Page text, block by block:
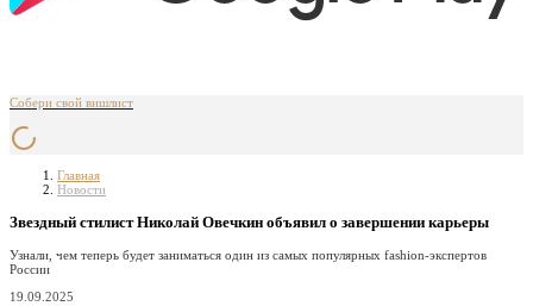
Собери свой вишлист
Главная
Новости
Звездный стилист Николай Овечкин объявил о завершении карьеры
Узнали, чем теперь будет заниматься один из самых популярных fashion-экспертов
России
19.09.2025